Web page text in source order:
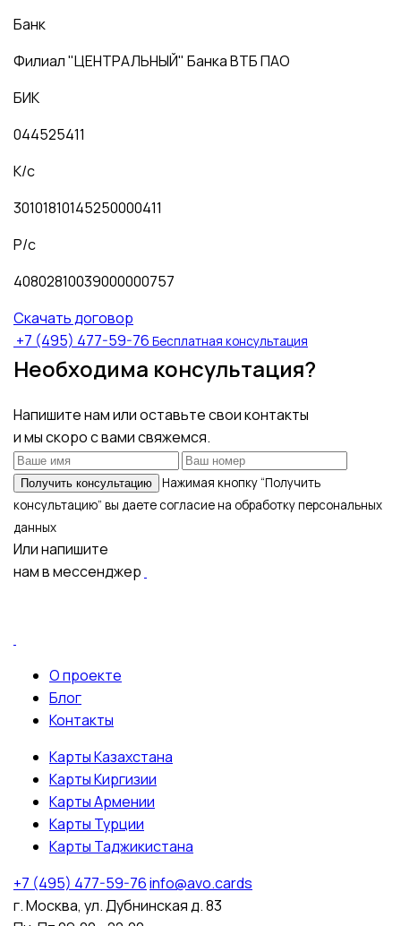
Банк
Филиал "ЦЕНТРАЛЬНЫЙ" Банка ВТБ ПАО
БИК
044525411
К/с
30101810145250000411
Р/с
40802810039000000757
Скачать договор
+7 (495) 477-59-76 Бесплатная консультация
Необходима консультация?
Напишите нам или оставьте свои контакты
и мы скоро с вами свяжемся.
Получить консультацию
Нажимая кнопку “Получить
консультацию” вы даете согласие на обработку персональных
данных
Или напишите
нам в мессенджер
О проекте
Блог
Контакты
Карты Казахстана
Карты Киргизии
Карты Армении
Карты Турции
Карты Таджикистана
+7 (495) 477-59-76info@avo.cards
г. Москва, ул. Дубнинская д. 83